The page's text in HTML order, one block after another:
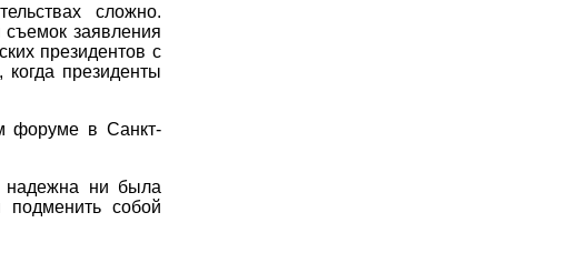
сложно.
заявления
президентов с
президенты
форуме в Санкт-
надежна ни была
собой